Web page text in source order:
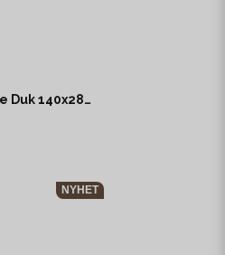
Jakobsdals Cuisine Duk 140x280 cm Offwhite/Brun
NYHET